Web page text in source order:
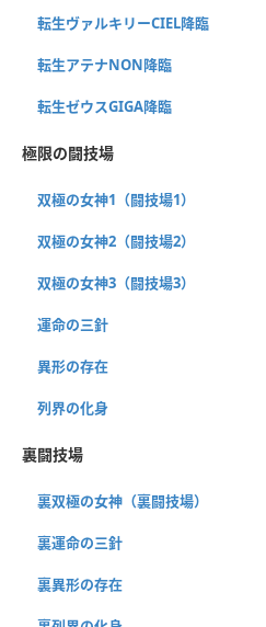
転生ヴァルキリーCIEL降臨
転生アテナNON降臨
転生ゼウスGIGA降臨
極限の闘技場
双極の女神1（闘技場1）
双極の女神2（闘技場2）
双極の女神3（闘技場3）
運命の三針
異形の存在
列界の化身
裏闘技場
裏双極の女神（裏闘技場）
裏運命の三針
裏異形の存在